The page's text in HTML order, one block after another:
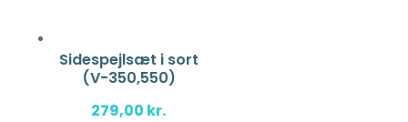
Sidespejlsæt i sort
(V-350,550)
279,00 kr.